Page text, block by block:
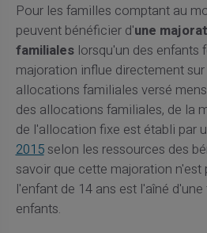
Pour les familles comptant au
peuvent bénéficier d'une
familialeslorsqu'un des enfants
majoration influe directement
allocations familiales versé
des allocations familiales, de la
de l'allocation fixe est établi par
2015selon les ressources des
savoir que cette majoration
l'enfant de 14 ans est l'aîné
enfants.